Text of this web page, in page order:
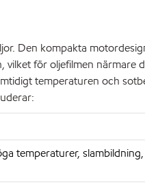
Den kompakta
vilket för oljefilmen
temperaturen och
temperaturer,